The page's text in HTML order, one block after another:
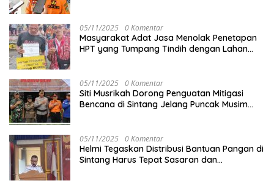
05/11/2025 0 Komentar
Masyarakat Adat Jasa Menolak Penetapan
HPT yang Tumpang Tindih dengan Lahan
05/11/2025 0 Komentar
Siti Musrikah Dorong Penguatan Mitigasi
Bencana di Sintang Jelang Puncak Musim
05/11/2025 0 Komentar
Helmi Tegaskan Distribusi Bantuan Pangan di
Sintang Harus Tepat Sasaran dan